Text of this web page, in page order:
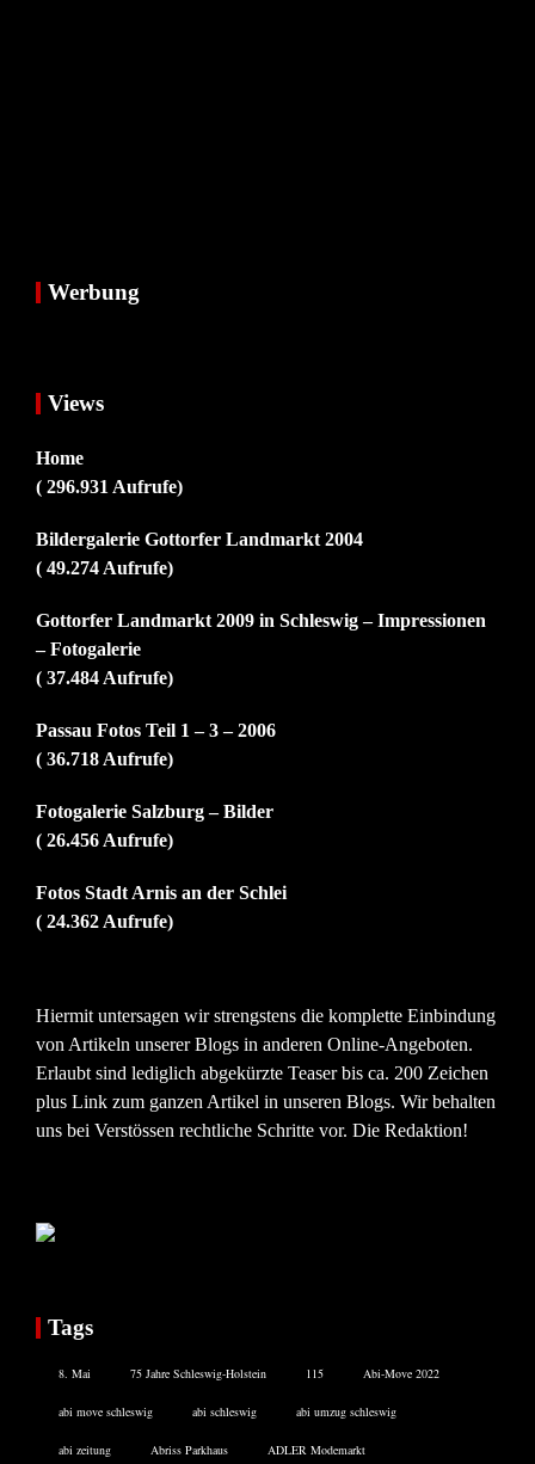
Werbung
Views
Home
( 296.931 Aufrufe)
Bildergalerie Gottorfer Landmarkt 2004
( 49.274 Aufrufe)
Gottorfer Landmarkt 2009 in Schleswig – Impressionen
– Fotogalerie
( 37.484 Aufrufe)
Passau Fotos Teil 1 – 3 – 2006
( 36.718 Aufrufe)
Fotogalerie Salzburg – Bilder
( 26.456 Aufrufe)
Fotos Stadt Arnis an der Schlei
( 24.362 Aufrufe)
Hiermit untersagen wir strengstens die komplette Einbindung
von Artikeln unserer Blogs in anderen Online-Angeboten.
Erlaubt sind lediglich abgekürzte Teaser bis ca. 200 Zeichen
plus Link zum ganzen Artikel in unseren Blogs. Wir behalten
uns bei Verstössen rechtliche Schritte vor. Die Redaktion!
Tags
8. Mai 75 Jahre Schleswig-Holstein 115 Abi-Move 2022
abi move schleswig abi schleswig abi umzug schleswig
abi zeitung Abriss Parkhaus ADLER Modemarkt